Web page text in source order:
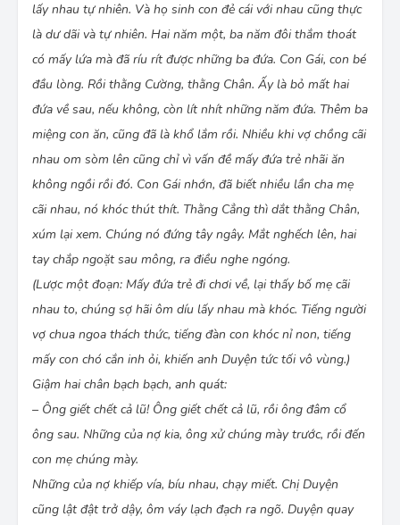
lấy nhau tự nhiên. Và họ sinh con đẻ cái với nhau cũng thực
là dư dãi và tự nhiên. Hai năm một, ba năm đôi thắm thoát
có mấy lứa mà đã ríu rít được những ba đứa. Con Gái, con bé
đầu lòng. Rồi thằng Cường, thằng Chân. Ấy là bỏ mất hai
đứa về sau, nếu không, còn lít nhít những năm đứa. Thêm ba
miệng con ăn, cũng đã là khổ lắm rồi. Nhiều khi vợ chồng cãi
nhau om sòm lên cũng chỉ vì vấn đề mấy đứa trẻ nhãi ăn
không ngồi rồi đó. Con Gái nhớn, đã biết nhiều lần cha mẹ
cãi nhau, nó khóc thút thít. Thằng Cẳng thì dắt thằng Chân,
xúm lại xem. Chúng nó đứng tây ngây. Mắt nghếch lên, hai
tay chắp ngoặt sau mông, ra điều nghe ngóng.
(Lược một đoạn: Mấy đứa trẻ đi chơi về, lại thấy bố mẹ cãi
nhau to, chúng sợ hãi ôm díu lấy nhau mà khóc. Tiếng người
vợ chua ngoa thách thức, tiếng đàn con khóc nỉ non, tiếng
mấy con chó cắn inh ỏi, khiến anh Duyện tức tối vô vùng.)
Giậm hai chân bạch bạch, anh quát:
– Ông giết chết cả lũ! Ông giết chết cả lũ, rồi ông đâm cổ
ông sau. Những của nợ kia, ông xử chúng mày trước, rồi đến
con mẹ chúng mày.
Những của nợ khiếp vía, bíu nhau, chạy miết. Chị Duyện
cũng lật đật trở dậy, ôm váy lạch đạch ra ngõ. Duyện quay